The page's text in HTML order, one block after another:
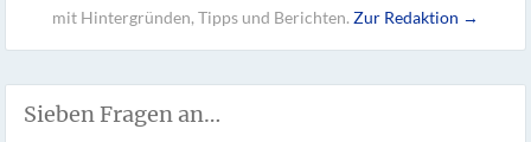
mit Hintergründen, Tipps und Berichten. Zur Redaktion →
Sieben Fragen an…